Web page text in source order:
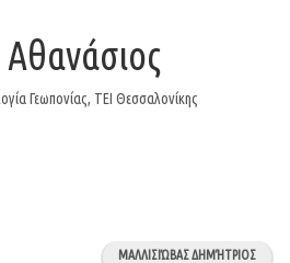
Γεωπονίας, ΤΕΙ Θεσσαλονίκης
ΜΑΛΛΙΣΙΏΒΑΣ ΔΗΜΉΤΡΙΟΣ